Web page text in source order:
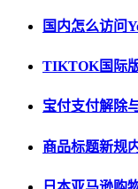
国内怎么访问
TIKTOK国际
宝付支付解除
商品标题新规